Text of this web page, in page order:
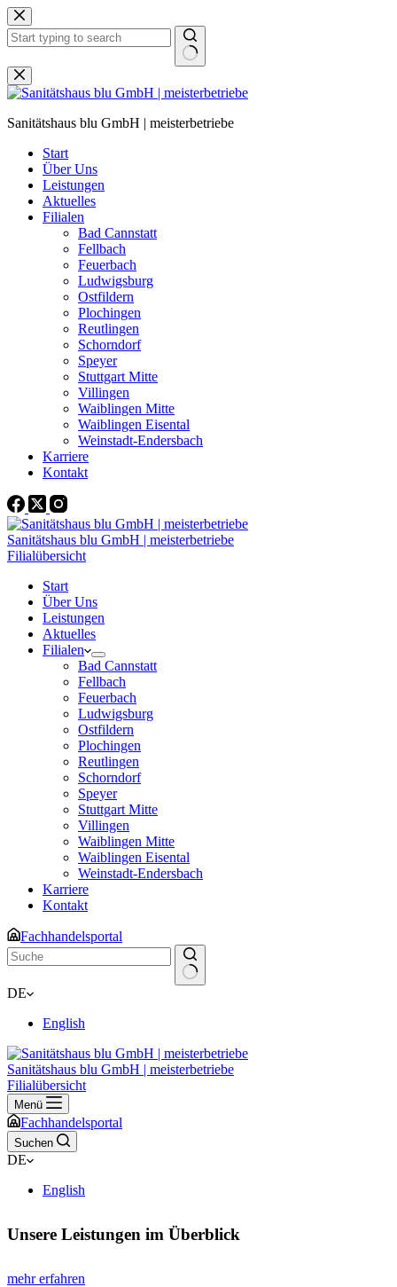
Zum
Inhalt
springen
Keine
Ergebnisse
Sanitätshaus blu GmbH | meisterbetriebe
Start
Über Uns
Leistungen
Aktuelles
Filialen
Bad Cannstatt
Fellbach
Feuerbach
Ludwigsburg
Ostfildern
Plochingen
Reutlingen
Schorndorf
Speyer
Stuttgart Mitte
Villingen
Waiblingen Mitte
Waiblingen Eisental
Weinstadt-Endersbach
Karriere
Kontakt
Sanitätshaus blu GmbH | meisterbetriebe
Filialübersicht
Start
Über Uns
Leistungen
Aktuelles
Filialen
Bad Cannstatt
Fellbach
Feuerbach
Ludwigsburg
Ostfildern
Plochingen
Reutlingen
Schorndorf
Speyer
Stuttgart Mitte
Villingen
Waiblingen Mitte
Waiblingen Eisental
Weinstadt-Endersbach
Karriere
Kontakt
Fachhandelsportal
Keine
DE
English
Sanitätshaus blu GmbH | meisterbetriebe
Filialübersicht
Menü
Fachhandelsportal
Suchen
DE
English
Unsere Leistungen im Überblick
mehr erfahren